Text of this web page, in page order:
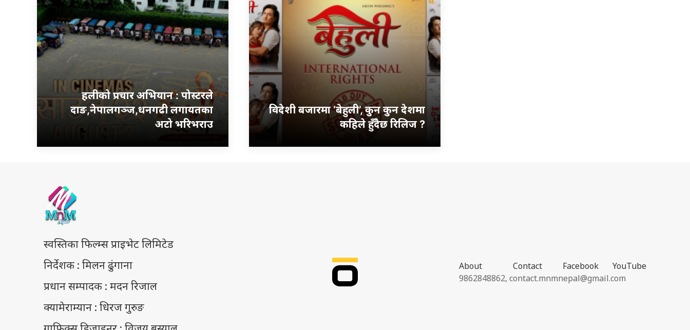
हलीको प्रचार अभियान : पोस्टरले
दाङ,नेपालगञ्ज,धनगढी लगायतका
अटो भरिभराउ
विदेशी बजारमा ‘बेहुली’, कुन कुन देशमा
कहिले हुँदैछ रिलिज ?
स्वस्तिका फिल्म्स प्राइभेट लिमिटेड
निर्देशक : मिलन ढुंगाना
प्रधान सम्पादक : मदन रिजाल
क्यामेराम्यान : धिरज गुरुङ
About Contact Facebook
YouTube
9862848862,contact.mnmnepal@gmail.com